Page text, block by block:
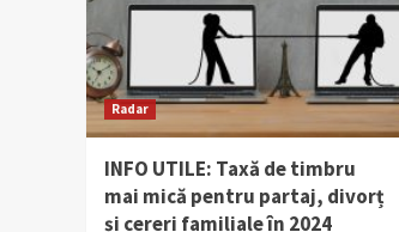
Radar
INFO UTILE: Taxă de timbru
mai mică pentru partaj, divorț
și cereri familiale în 2024